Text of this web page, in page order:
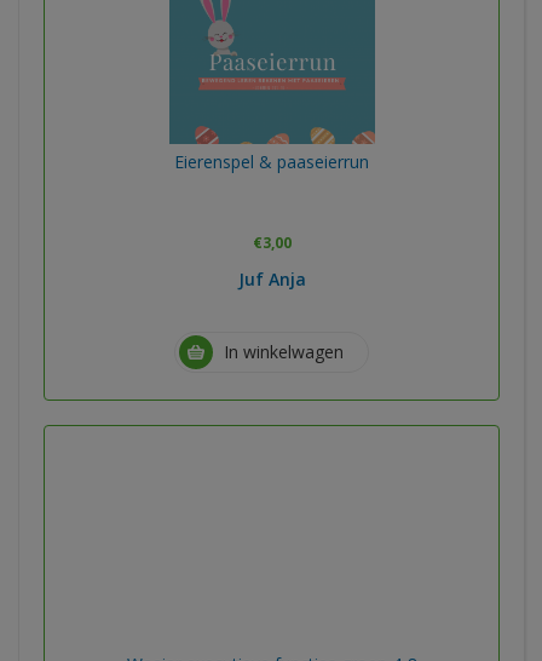
Eierenspel & paaseierrun
€3,00
Juf Anja
In winkelwagen